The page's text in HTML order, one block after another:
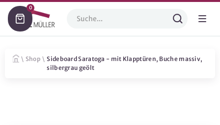
0
\ Shop \ Sideboard Saratoga - mit Klapptüren, Buche massiv,
silbergrau geölt